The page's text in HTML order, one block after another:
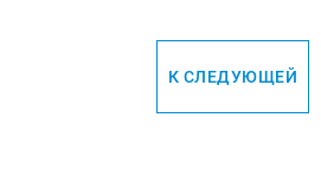
К СЛЕДУЮЩЕЙ